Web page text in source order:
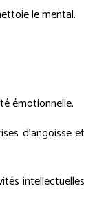
le mental.
émotionnelle.
d'angoisse et
intellectuelles